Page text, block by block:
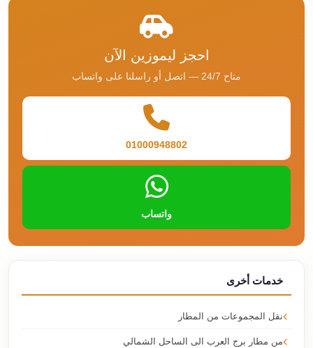
احجز ليموزين الآن
متاح 24/7 — اتصل أو راسلنا على واتساب
01000948802
واتساب
خدمات أخرى
نقل المجموعات من المطار
من مطار برج العرب الى الساحل الشمالي